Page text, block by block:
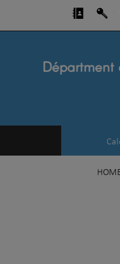
Départment